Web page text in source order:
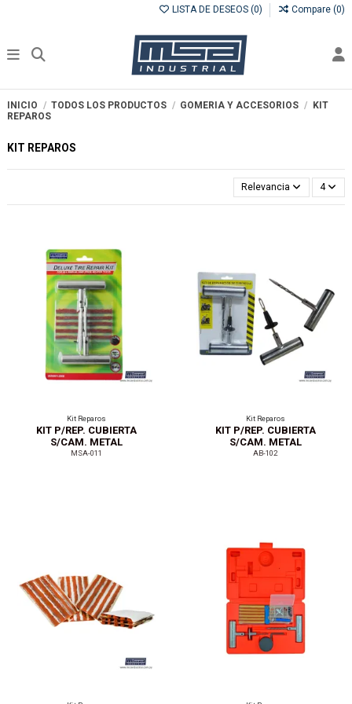
LISTA DE DESEOS (0) Compare (0)
INICIO TODOS LOS PRODUCTOS GOMERIA Y ACCESORIOS
KIT
REPAROS
KIT REPAROS
Relevancia 4
Kit Reparos
KIT P/REP. CUBIERTA
S/CAM. METAL
MSA-011
Kit Reparos
KIT P/REP. CUBIERTA
S/CAM. METAL
C/SOPORTE
AB-102